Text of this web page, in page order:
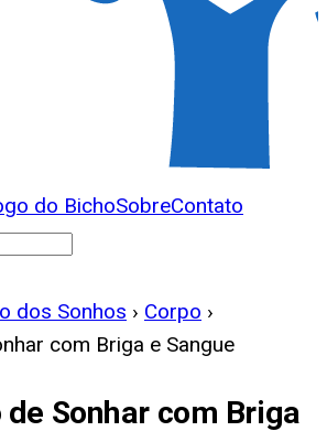
do BichoSobreContato
dos Sonhos › Corpo ›
com Briga e Sangue
Sonhar com Briga